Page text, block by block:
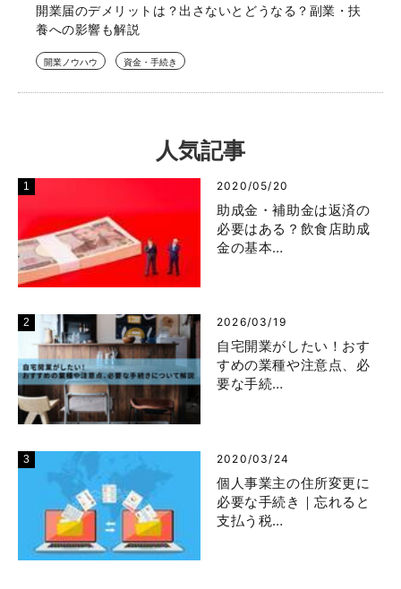
開業届のデメリットは？出さないとどうなる？副業・扶
養への影響も解説
開業ノウハウ 資金・手続き
人気記事
2020/05/20
助成金・補助金は返済の
必要はある？飲食店助成
金の基本…
2026/03/19
自宅開業がしたい！おす
すめの業種や注意点、必
要な手続…
2020/03/24
個人事業主の住所変更に
必要な手続き｜忘れると
支払う税…